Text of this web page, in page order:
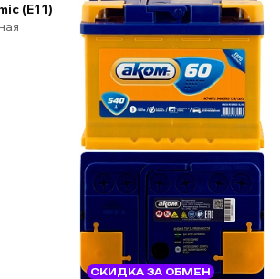
(E11)
СКИДКА ЗА ОБМЕН